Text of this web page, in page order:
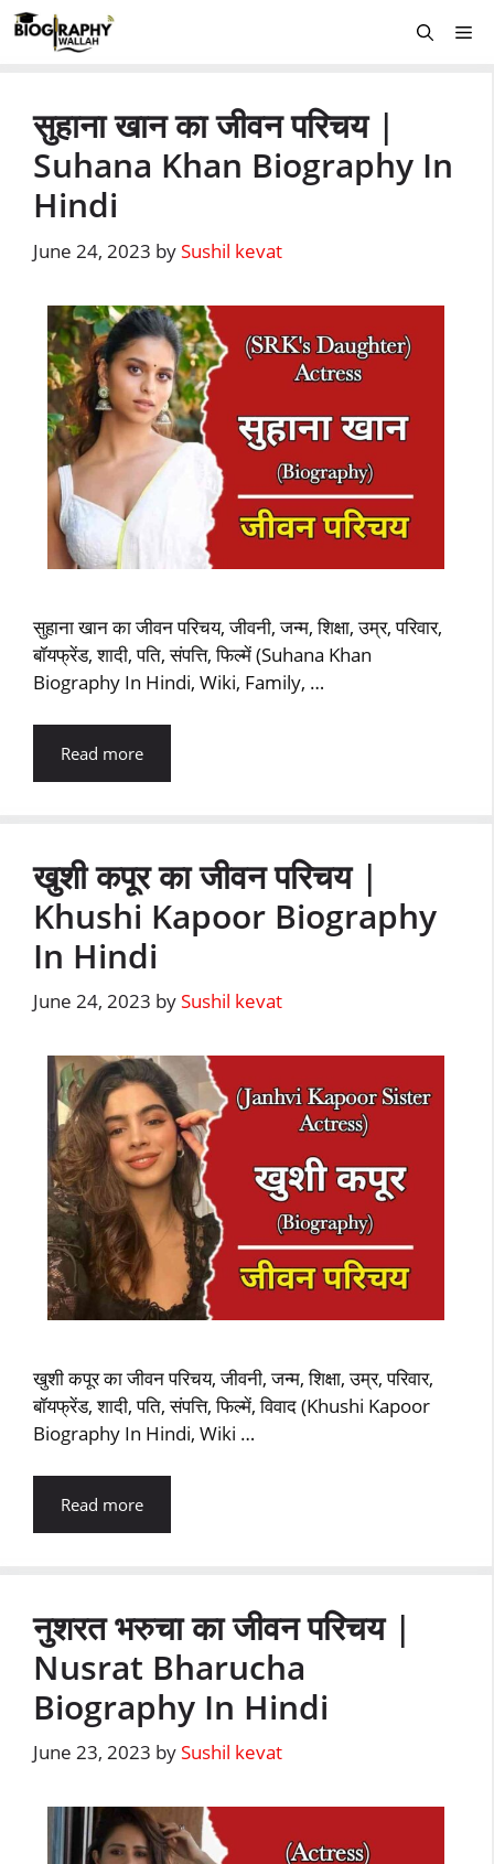
Skip
to
सुहाना खान का जीवन परिचय |
Suhana Khan Biography In
Hindi
June 24, 2023 bySushil kevat
सुहाना खान का जीवन परिचय, जीवनी, जन्म, शिक्षा, उम्र, परिवार,
बॉयफ्रेंड, शादी, पति, संपत्ति, फिल्में (Suhana Khan
Biography In Hindi, Wiki, Family, …
Read more
खुशी कपूर का जीवन परिचय |
Khushi Kapoor Biography
In Hindi
June 24, 2023 bySushil kevat
खुशी कपूर का जीवन परिचय, जीवनी, जन्म, शिक्षा, उम्र, परिवार,
बॉयफ्रेंड, शादी, पति, संपत्ति, फिल्में, विवाद (Khushi Kapoor
Biography In Hindi, Wiki …
Read more
नुशरत भरुचा का जीवन परिचय |
Nusrat Bharucha
Biography In Hindi
June 23, 2023 bySushil kevat